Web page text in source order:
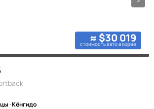
≈ $30 019
стоимость авто в корее
· Кёнгидо